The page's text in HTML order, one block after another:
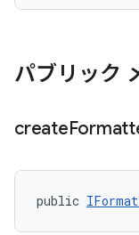
パブリック
create
public